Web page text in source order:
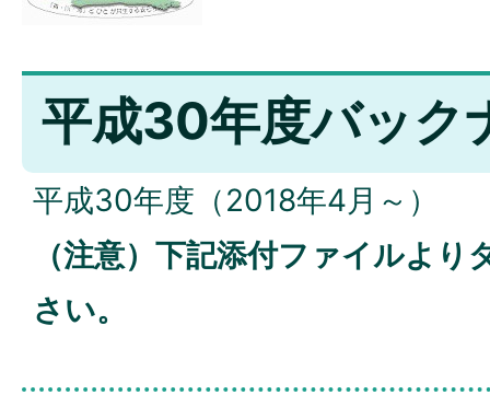
平成30年度バック
平成30年度（2018年4月～）
（注意）下記添付ファイルよ
さい。